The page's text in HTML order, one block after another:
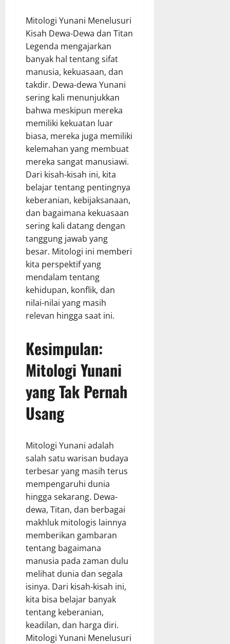
Mitologi Yunani Menelusuri
Kisah Dewa-Dewa dan Titan
Legenda mengajarkan
banyak hal tentang sifat
manusia, kekuasaan, dan
takdir. Dewa-dewa Yunani
sering kali menunjukkan
bahwa meskipun mereka
memiliki kekuatan luar
biasa, mereka juga memiliki
kelemahan yang membuat
mereka sangat manusiawi.
Dari kisah-kisah ini, kita
belajar tentang pentingnya
keberanian, kebijaksanaan,
dan bagaimana kekuasaan
sering kali datang dengan
tanggung jawab yang
besar. Mitologi ini memberi
kita perspektif yang
mendalam tentang
kehidupan, konflik, dan
nilai-nilai yang masih
relevan hingga saat ini.
Kesimpulan:
Mitologi Yunani
yang Tak Pernah
Usang
Mitologi Yunani adalah
salah satu warisan budaya
terbesar yang masih terus
mempengaruhi dunia
hingga sekarang. Dewa-
dewa, Titan, dan berbagai
makhluk mitologis lainnya
memberikan gambaran
tentang bagaimana
manusia pada zaman dulu
melihat dunia dan segala
isinya. Dari kisah-kisah ini,
kita bisa belajar banyak
tentang keberanian,
keadilan, dan harga diri.
Mitologi Yunani Menelusuri